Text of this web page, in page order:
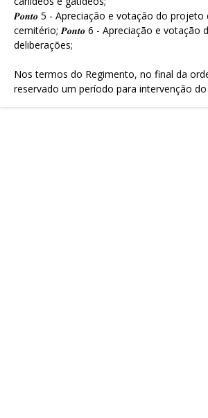
𝑷𝒐𝒏𝒕𝒐 5 - Apreciação e votação do
cemitério; 𝑷𝒐𝒏𝒕𝒐 6 - Apreciação e votação
deliberações;
Nos termos do Regimento, no final da
reservado um período para intervenção do